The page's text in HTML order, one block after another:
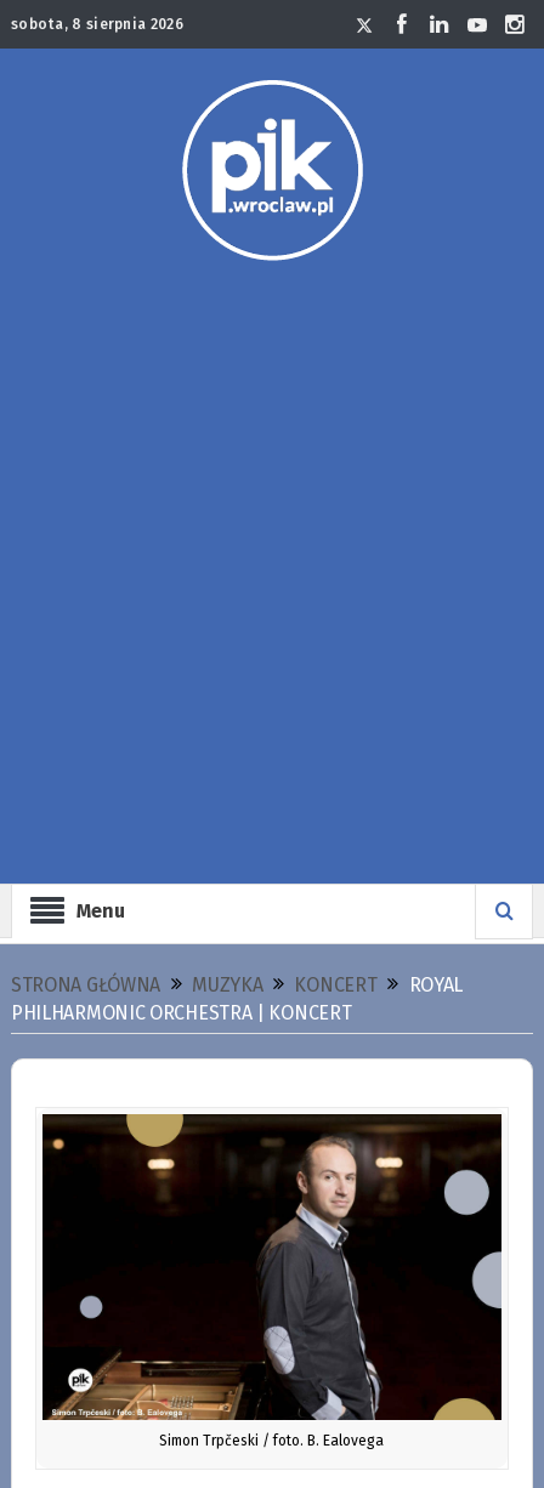
sobota, 8 sierpnia 2026
Menu
STRONA GŁÓWNA MUZYKA KONCERT
ROYAL
PHILHARMONIC ORCHESTRA | KONCERT
Simon Trpčeski / foto. B. Ealovega